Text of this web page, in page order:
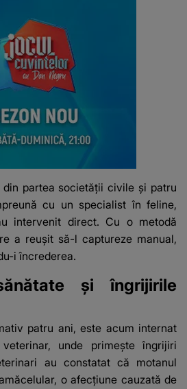
partea societății civile și patru
cu un specialist în feline,
intervenit direct. Cu o metodă
a reușit să-l captureze manual,
i încrederea.
și îngrijirile
patru ani, este acum internat
unde primește îngrijiri
au constatat că motanul
o afecțiune cauzată de